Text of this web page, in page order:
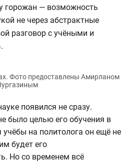
горожан — возможность
не через абстрактные
разговор с учёными и
появился не сразу.
было целью его обучения в
учёбы на политолога он ещё не
будет его
Но со временем всё